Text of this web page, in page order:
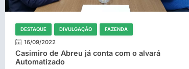
DESTAQUE DIVULGAÇÃO FAZENDA
16/09/2022
Casimiro de Abreu já conta com o alvará
Automatizado